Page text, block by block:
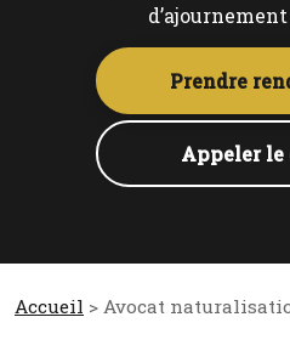
Prendre
Appeler le
Accueil > Avocat